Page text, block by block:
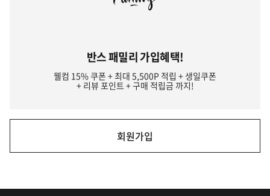
반스 패밀리 가입혜택!
웰컴 15% 쿠폰 + 최대 5,500P 적립 + 생일쿠폰
+ 리뷰 포인트 + 구매 적립금 까지!
회원가입